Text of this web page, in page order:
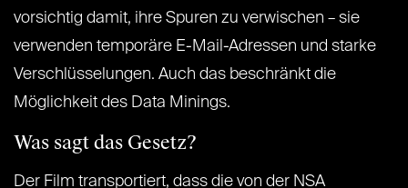
vorsichtig damit, ihre Spuren zu verwischen – sie
verwenden temporäre E-Mail-Adressen und starke
Verschlüsselungen. Auch das beschränkt die
Möglichkeit des Data Minings.
Was sagt das Gesetz?
Der Film transportiert, dass die von der NSA